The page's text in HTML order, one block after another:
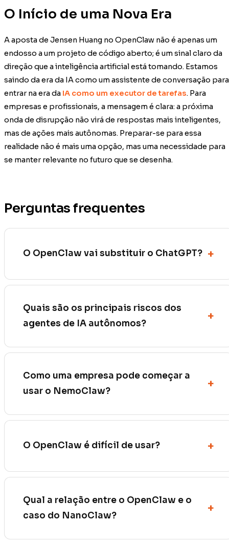
O Início de uma Nova Era
A aposta de Jensen Huang no OpenClaw não é apenas um
endosso a um projeto de código aberto; é um sinal claro da
direção que a inteligência artificial está tomando. Estamos
saindo da era da IA como um assistente de conversação para
entrar na era da IA como um executor de tarefas. Para
empresas e profissionais, a mensagem é clara: a próxima
onda de disrupção não virá de respostas mais inteligentes,
mas de ações mais autônomas. Preparar-se para essa
realidade não é mais uma opção, mas uma necessidade para
se manter relevante no futuro que se desenha.
Perguntas frequentes
O OpenClaw vai substituir o ChatGPT?
Quais são os principais riscos dos
agentes de IA autônomos?
Como uma empresa pode começar a
usar o NemoClaw?
O OpenClaw é difícil de usar?
Qual a relação entre o OpenClaw e o
caso do NanoClaw?